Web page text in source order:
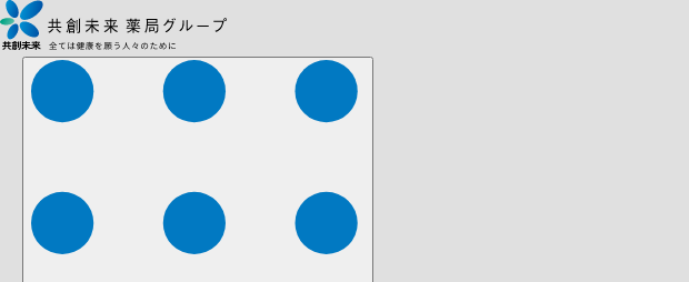
株式会社ファーマみらい 株式会社ストレチア